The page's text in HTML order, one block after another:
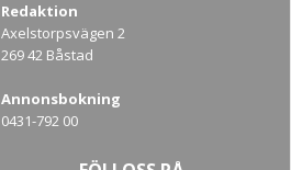
Redaktion
Axelstorpsvägen 2
269 42 Båstad
Annonsbokning
0431-792 00